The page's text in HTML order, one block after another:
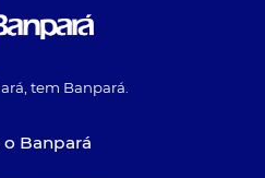
tem Banpará.
o Banpará